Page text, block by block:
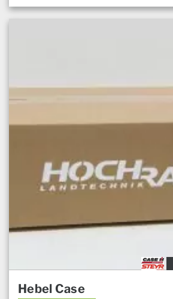
Hebel Case